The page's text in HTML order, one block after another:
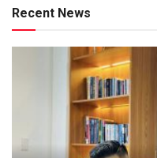
Recent News